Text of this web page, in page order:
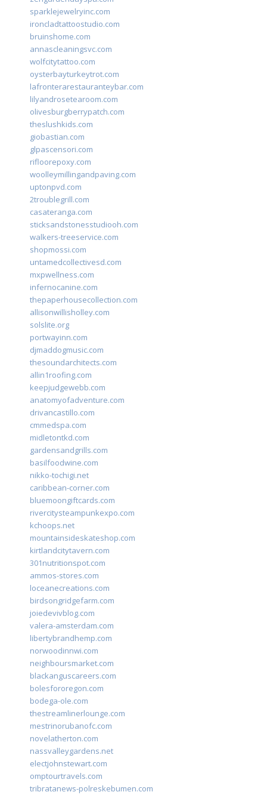
sparklejewelryinc.com
ironcladtattoostudio.com
bruinshome.com
annascleaningsvc.com
wolfcitytattoo.com
oysterbayturkeytrot.com
lafronterarestauranteybar.com
lilyandrosetearoom.com
olivesburgberrypatch.com
theslushkids.com
giobastian.com
glpascensori.com
rifloorepoxy.com
woolleymillingandpaving.com
uptonpvd.com
2troublegrill.com
casateranga.com
sticksandstonesstudiooh.com
walkers-treeservice.com
shopmossi.com
untamedcollectivesd.com
mxpwellness.com
infernocanine.com
thepaperhousecollection.com
allisonwillisholley.com
solslite.org
portwayinn.com
djmaddogmusic.com
thesoundarchitects.com
allin1roofing.com
keepjudgewebb.com
anatomyofadventure.com
drivancastillo.com
cmmedspa.com
midletontkd.com
gardensandgrills.com
basilfoodwine.com
nikko-tochigi.net
caribbean-corner.com
bluemoongiftcards.com
rivercitysteampunkexpo.com
kchoops.net
mountainsideskateshop.com
kirtlandcitytavern.com
301nutritionspot.com
ammos-stores.com
loceanecreations.com
birdsongridgefarm.com
joiedevivblog.com
valera-amsterdam.com
libertybrandhemp.com
norwoodinnwi.com
neighboursmarket.com
blackanguscareers.com
bolesfororegon.com
bodega-ole.com
thestreamlinerlounge.com
mestrinorubanofc.com
novelatherton.com
nassvalleygardens.net
electjohnstewart.com
omptourtravels.com
tribratanews-polreskebumen.com